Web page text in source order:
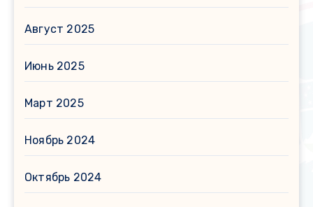
Август 2025
Июнь 2025
Март 2025
Ноябрь 2024
Октябрь 2024